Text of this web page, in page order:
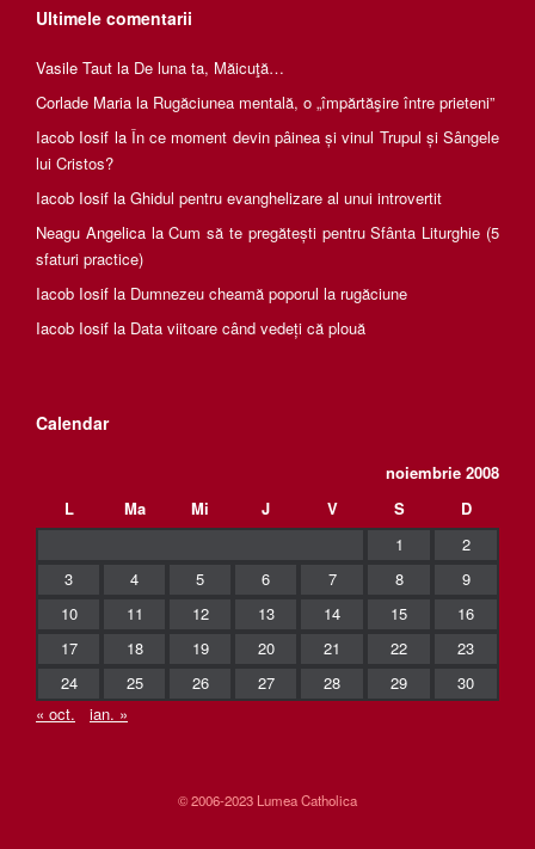
Ultimele comentarii
Vasile Taut la De luna ta, Măicuţă…
Corlade Maria la Rugăciunea mentală, o „împărtăşire între prieteni”
Iacob Iosif la În ce moment devin pâinea și vinul Trupul și Sângele
lui Cristos?
Iacob Iosif la Ghidul pentru evanghelizare al unui introvertit
Neagu AngelicalaCum să te pregătești pentru Sfânta Liturghie (5
sfaturi practice)
Iacob Iosif la Dumnezeu cheamă poporul la rugăciune
Iacob Iosif la Data viitoare când vedeți că plouă
Calendar
noiembrie 2008
L
Ma Mi J V S
D
1
2
3
4 5 6 7 8
9
10
11 12 13 14 15
16
17
18 19 20 21 22
23
24
25 26 27 28 29
30
« oct.
ian. »
© 2006-2023 Lumea Catholica